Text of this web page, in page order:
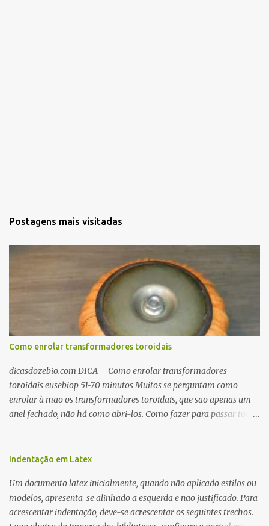
Postagens mais visitadas
Como enrolar transformadores toroidais
dicasdozebio.com DICA – Como enrolar transformadores
toroidais eusebiop 51-70 minutos Muitos se perguntam como
enrolar à mão os transformadores toroidais, que são apenas um
anel fechado, não há como abri-los. Como fazer para passar toda
utilizadas para automatizar a bobinagem de grandes e pequenos
dos núcleos e dos transformadores toroidais e como foram
desmontados dois deles. Características dos transformadores
toroidais Os transformadores toroidais tem aparecido cada vez
Indentação em Latex
Um documento latex inicialmente, quando não aplicado estilos ou
modelos, apresenta-se alinhado a esquerda e não justificado. Para
acrescentar indentação, deve-se acrescentar os seguintes trechos.